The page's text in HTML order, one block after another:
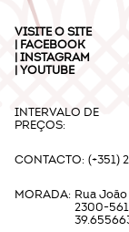
VISITE OSITE
| FACEBOOK
|INSTAGRAM
|YOUTUBE
INTERVALO DE
PREÇOS:
CONTACTO: (+351)
MORADA: Rua
2300-